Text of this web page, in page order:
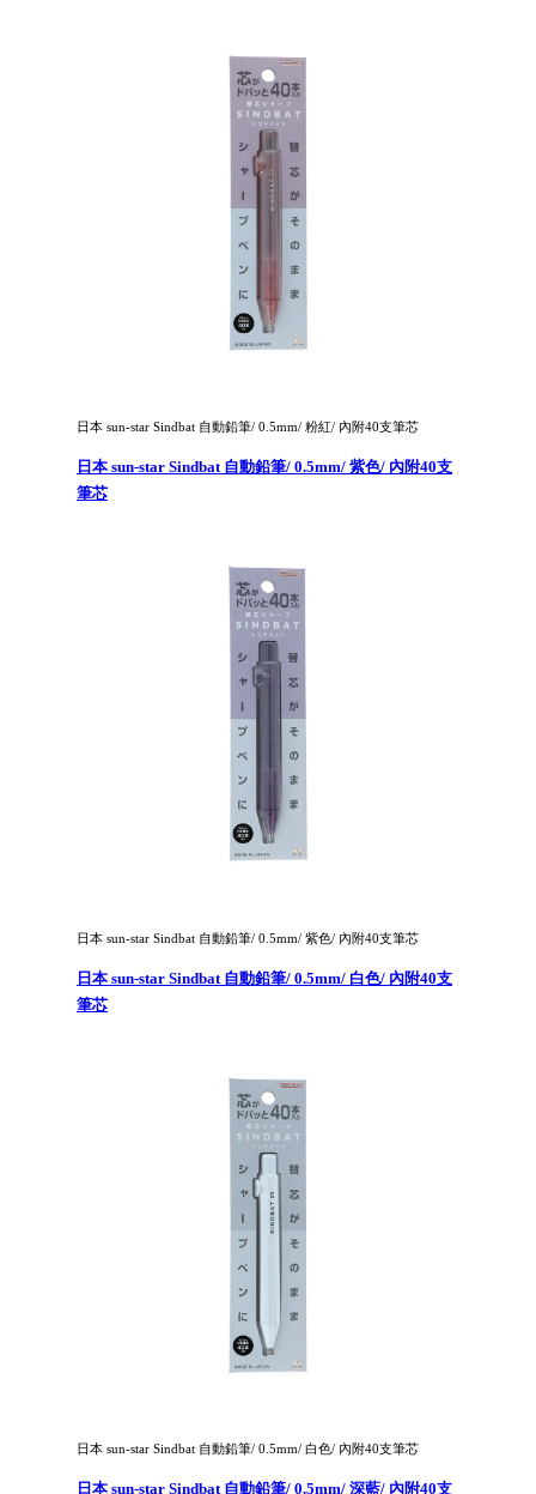
日本 sun-star Sindbat 自動鉛筆/ 0.5mm/ 粉紅/ 內附40支筆芯
日本 sun-star Sindbat 自動鉛筆/ 0.5mm/ 紫色/ 內附40支
筆芯
日本 sun-star Sindbat 自動鉛筆/ 0.5mm/ 紫色/ 內附40支筆芯
日本 sun-star Sindbat 自動鉛筆/ 0.5mm/ 白色/ 內附40支
筆芯
日本 sun-star Sindbat 自動鉛筆/ 0.5mm/ 白色/ 內附40支筆芯
日本 sun-star Sindbat 自動鉛筆/ 0.5mm/ 深藍/ 內附40支